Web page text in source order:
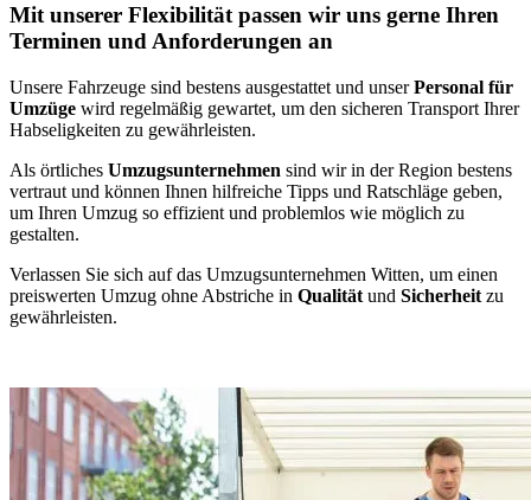
Mit unserer Flexibilität passen wir uns gerne Ihren
Terminen und Anforderungen an
Unsere Fahrzeuge sind bestens ausgestattet und unserPersonal für
Umzüge wird regelmäßig gewartet, um den sicheren Transport Ihrer
Habseligkeiten zu gewährleisten.
Als örtliches Umzugsunternehmen sind wir in der Region bestens
vertraut und können Ihnen hilfreiche Tipps und Ratschläge geben,
um Ihren Umzug so effizient und problemlos wie möglich zu
gestalten.
Verlassen Sie sich auf das Umzugsunternehmen Witten, um einen
preiswerten Umzug ohne Abstriche in Qualität und Sicherheit zu
gewährleisten.